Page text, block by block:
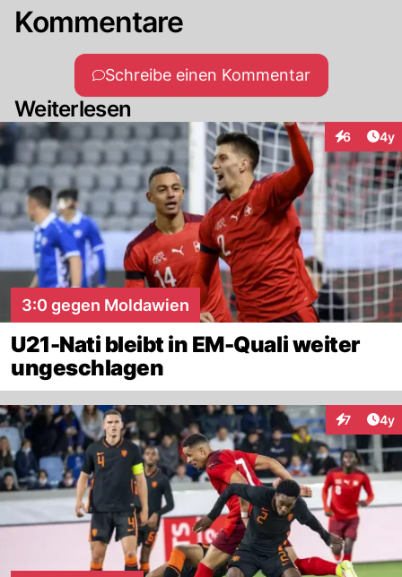
Kommentare
Schreibe einen Kommentar
Weiterlesen
6 4y
3:0 gegen Moldawien
U21-Nati bleibt in EM-Quali weiter
ungeschlagen
7 4y